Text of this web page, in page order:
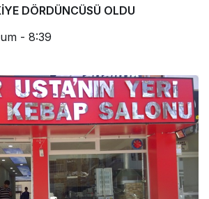
DÖRDÜNCÜSÜ OLDU
- 8:39